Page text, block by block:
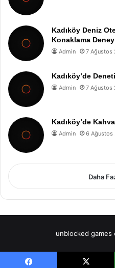
Kadıköy Deniz
Konaklama
Admin 7 Ağustos
Kadıköy’de
Admin 7 Ağustos
Kadıköy’de
Admin 6 Ağustos
Daha
unblocked games